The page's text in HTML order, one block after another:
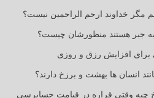
مگر خداوند ارحم الراحمین نیست؟
جبر هستند منظورشان چیست؟
برای افزایش رزق و روزی
انسان ها بهشت و برزخ دارند؟
چیه وقتی قراره در قیامت حسابرسی